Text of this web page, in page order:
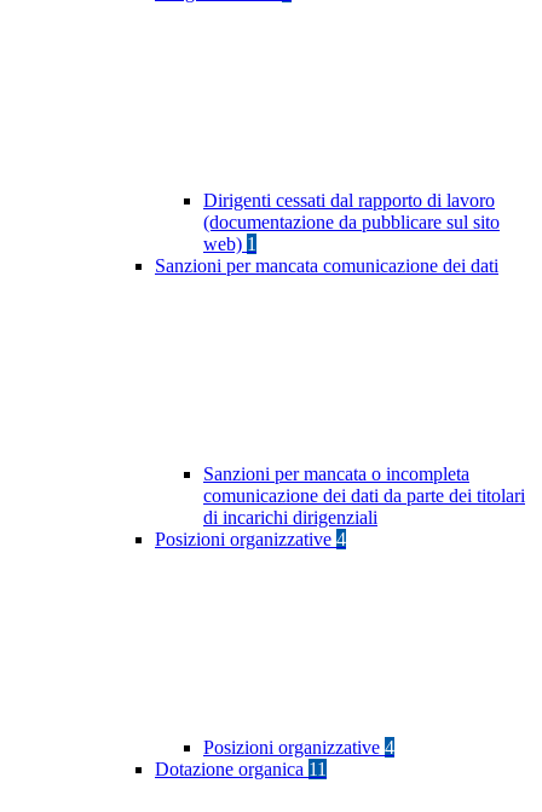
Dirigenti cessati dal rapporto di lavoro
(documentazione da pubblicare sul sito
web) 1
Sanzioni per mancata comunicazione dei dati
Sanzioni per mancata o incompleta
comunicazione dei dati da parte dei titolari
di incarichi dirigenziali
Posizioni organizzative 4
Posizioni organizzative 4
Dotazione organica 11